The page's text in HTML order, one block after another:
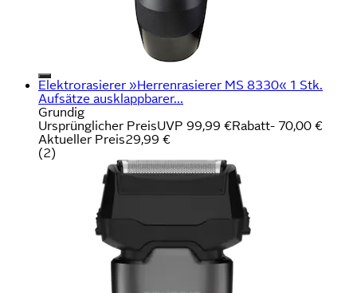
Elektrorasierer »Herrenrasierer MS 8330« 1 Stk.
Aufsätze ausklappbarer...
Grundig
Ursprünglicher PreisUVP 99,99 €Rabatt- 70,00 €
Aktueller Preis29,99 €
(2)